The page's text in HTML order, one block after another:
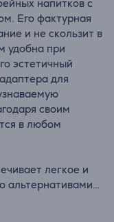
напитков с
Его фактурная
и не скользит в
удобна при
эстетичный
для
своим
в любом
легкое и
альтернативами